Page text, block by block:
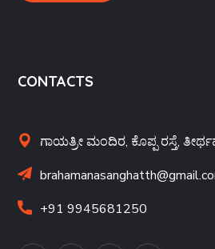
CONTACTS
ಗಾಯತ್ರೀ ಮಂದಿರ, ಕೊಪ್ಪ ರಸ್ತೆ,
+91 9945681250